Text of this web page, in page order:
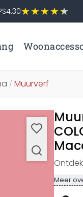
4.30
/ Muurverf
Meer